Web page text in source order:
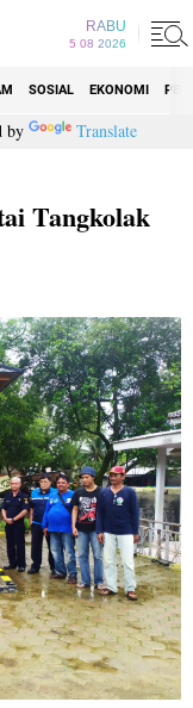
RABU
5 08 2026
SOSIAL EKONOMI
by Translate
Tangkolak